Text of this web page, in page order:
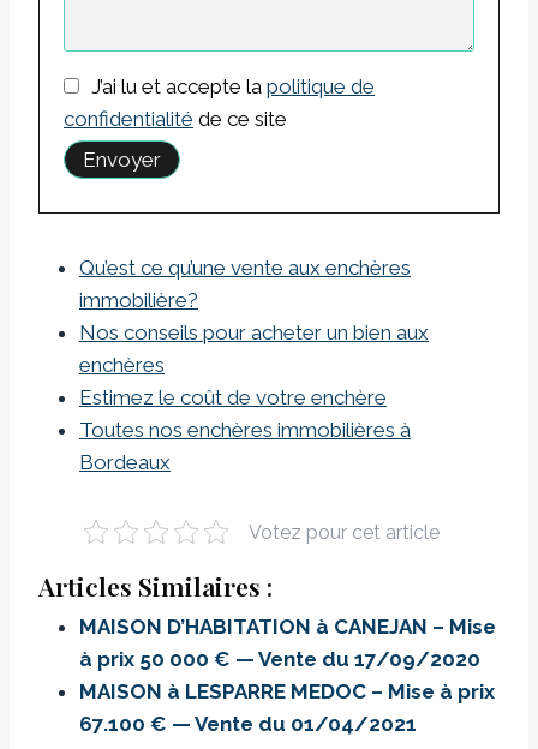
J’ai lu et accepte la politique de
confidentialité de ce site
Qu’est ce qu’une vente aux enchères
immobilière?
Nos conseils pour acheter un bien aux
enchères
Estimez le coût de votre enchère
Toutes nos enchères immobilières à
Bordeaux
Votez pour cet article
Articles Similaires :
MAISON D’HABITATION à CANEJAN – Mise
à prix 50 000 € — Vente du 17/09/2020
MAISON à LESPARRE MEDOC – Mise à prix
67.100 € — Vente du 01/04/2021